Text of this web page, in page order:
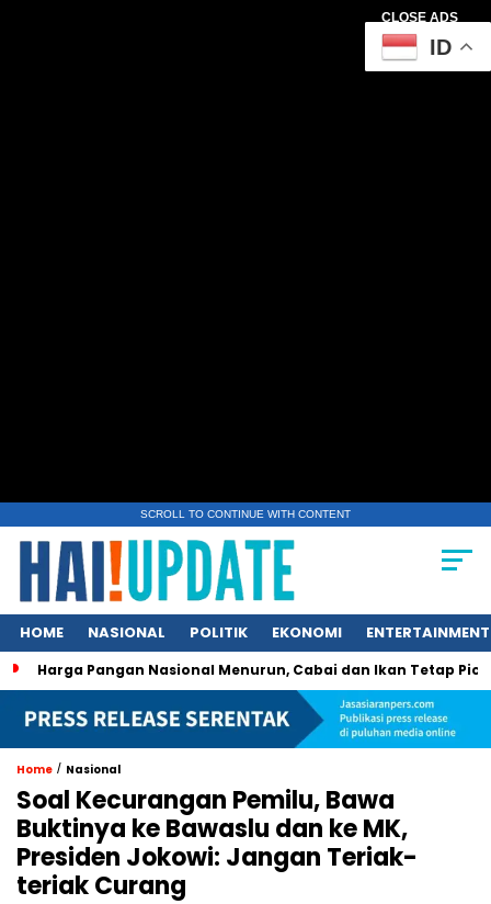
CLOSE ADS
SCROLL TO CONTINUE WITH CONTENT
HOME NASIONAL POLITIK EKONOMI ENTERTAINMENT
Pangan Nasional Menurun, Cabai dan Ikan Tetap Picu
Home / Nasional
Soal Kecurangan Pemilu, Bawa
Buktinya ke Bawaslu dan ke MK,
Presiden Jokowi: Jangan Teriak-
teriak Curang
ID